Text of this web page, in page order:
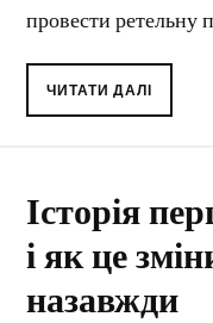
провести ретельну
ЧИТАТИ ДАЛІ
Історія
і як це
назавжди